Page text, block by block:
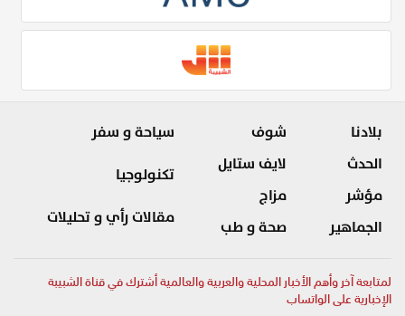
بلادنا
الحدث
مؤشر
الجماهير
شوف
لايف ستايل
مزاج
صحة و طب
سياحة و سفر
تكنولوجيا
مقالات رأي و تحليلات
لمتابعة آخر وأهم الأخبار المحلية والعربية والعالمية أشترك في قناة الشبيبة
الإخبارية على الواتساب